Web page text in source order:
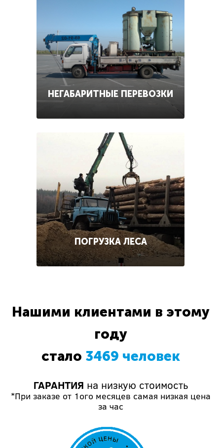
НЕГАБАРИТНЫЕ ПЕРЕВОЗКИ
ПОГРУЗКА ЛЕСА
Нашими клиентами в этому
году
стало 3469 человек
ГАРАНТИЯ на низкую стоимость
*При заказе от 1ого месяцев самая низкая цена
за час